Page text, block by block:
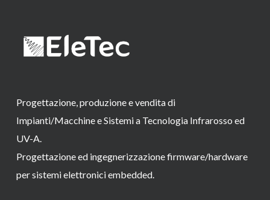
Progettazione, produzione e vendita di
Impianti/Macchine e Sistemi a Tecnologia Infrarosso ed
UV-A.
Progettazione ed ingegnerizzazione firmware/hardware
per sistemi elettronici embedded.